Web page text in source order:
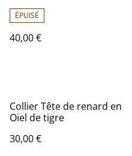
ÉPUISÉ
40,00 €
Collier Tête de renard en
Oiel de tigre
30,00 €